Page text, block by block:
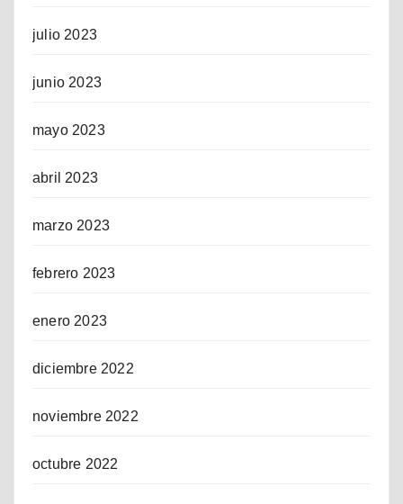
julio 2023
junio 2023
mayo 2023
abril 2023
marzo 2023
febrero 2023
enero 2023
diciembre 2022
noviembre 2022
octubre 2022